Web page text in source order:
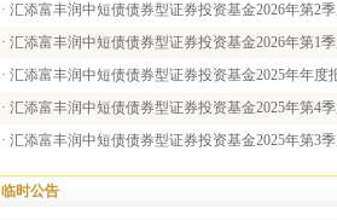
· 汇添富丰润中短债债券型证券投资基金2026年第2
· 汇添富丰润中短债债券型证券投资基金2026年第1
· 汇添富丰润中短债债券型证券投资基金2025年年度
· 汇添富丰润中短债债券型证券投资基金2025年第4
· 汇添富丰润中短债债券型证券投资基金2025年第3
临时公告